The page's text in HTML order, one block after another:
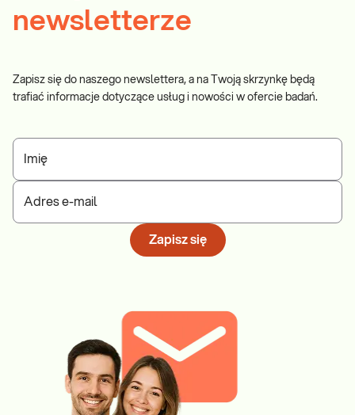
newsletterze
Zapisz się do naszego newslettera, a na Twoją skrzynkę będą
trafiać informacje dotyczące usług i nowości w ofercie badań.
Imię
Adres e-mail
Zapisz się